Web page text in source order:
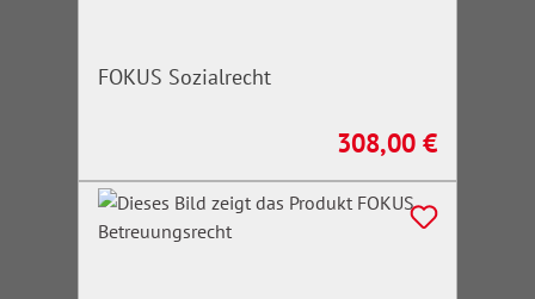
FOKUS Sozialrecht
Regulärer Preis:
308,00 €